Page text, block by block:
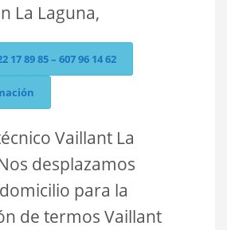
La Laguna,
17 89 85 – 607 96 14 62
Vaillant La
desplazamos
para la
de termos Vaillant